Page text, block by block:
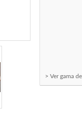
> Ver gama